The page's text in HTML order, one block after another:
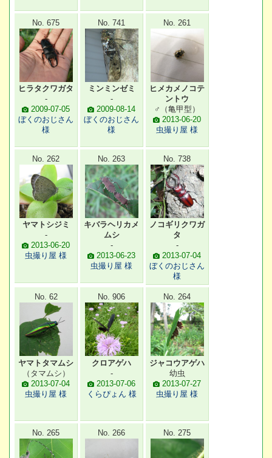
No. 675
ヒラタクワガタ
-
2009-07-05
ぼくのおじさん
様
No. 741
ミンミンゼミ
-
2009-08-14
ぼくのおじさん
様
No. 261
ヒメカメノコテ
ントウ
♂（亀甲型）
2013-06-20
虫撮り屋 様
No. 262
ヤマトシジミ
-
2013-06-20
虫撮り屋 様
No. 263
キバラヘリカメ
ムシ
-
2013-06-23
虫撮り屋 様
No. 738
ノコギリクワガ
タ
-
2013-07-04
ぼくのおじさん
様
No. 62
ヤマトタマムシ
（タマムシ）
2013-07-04
虫撮り屋 様
No. 906
クロアゲハ
-
2013-07-06
くらぴょん 様
No. 264
ジャコウアゲハ
幼虫
2013-07-27
虫撮り屋 様
No. 265 No. 266 No. 275